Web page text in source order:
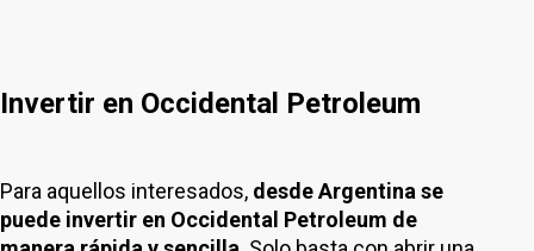
Invertir en Occidental Petroleum
Para aquellos interesados, desde Argentina se
puede invertir en Occidental Petroleum de